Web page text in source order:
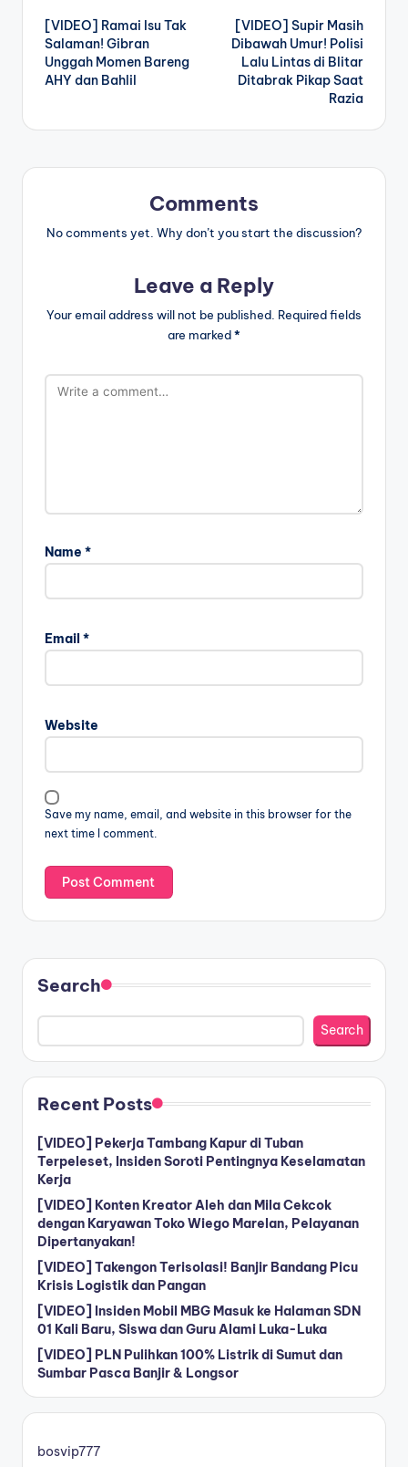
navigation
[VIDEO] Ramai Isu Tak
Salaman! Gibran
Unggah Momen Bareng
AHY dan Bahlil
[VIDEO] Supir Masih
Dibawah Umur! Polisi
Lalu Lintas di Blitar
Ditabrak Pikap Saat
Razia
Comments
No comments yet. Why don’t you start the discussion?
Leave a Reply
Your email address will not be published. Required fields
are marked*
Name *
Email *
Website
Save my name, email, and website in this browser for the
next time I comment.
Search
Search
Recent Posts
[VIDEO] Pekerja Tambang Kapur di Tuban
Terpeleset, Insiden Soroti Pentingnya Keselamatan
Kerja
[VIDEO] Konten Kreator Aleh dan Mila Cekcok
dengan Karyawan Toko Wiego Marelan, Pelayanan
Dipertanyakan!
[VIDEO] Takengon Terisolasi! Banjir Bandang Picu
Krisis Logistik dan Pangan
[VIDEO] Insiden Mobil MBG Masuk ke Halaman SDN
01 Kali Baru, Siswa dan Guru Alami Luka-Luka
[VIDEO] PLN Pulihkan 100% Listrik di Sumut dan
Sumbar Pasca Banjir & Longsor
bosvip777